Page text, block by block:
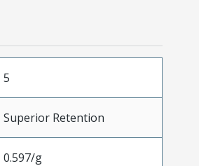
5
Superior Retention
0.597/g